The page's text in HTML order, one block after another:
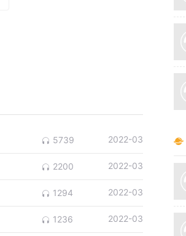
5739 2022-03
2200 2022-03
1294 2022-03
1236 2022-03